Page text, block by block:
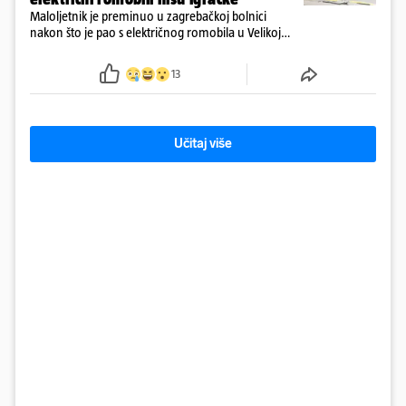
Maloljetnik je preminuo u zagrebačkoj bolnici
nakon što je pao s električnog romobila u Velikoj
13
Učitaj više